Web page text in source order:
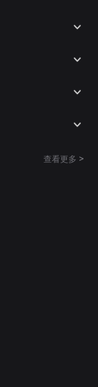
查看更多 >